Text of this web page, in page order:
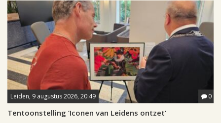
Leiden, 9 augustus 2026, 20:49 0
Tentoonstelling ‘Iconen van Leidens ontzet’